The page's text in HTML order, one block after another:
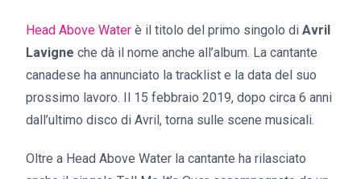
Head Above Water è il titolo del primo singolo di Avril
Lavigne che dà il nome anche all’album. La cantante
canadese ha annunciato la tracklist e la data del suo
prossimo lavoro. Il 15 febbraio 2019, dopo circa 6 anni
dall’ultimo disco di Avril, torna sulle scene musicali.
Oltre a Head Above Water la cantante ha rilasciato